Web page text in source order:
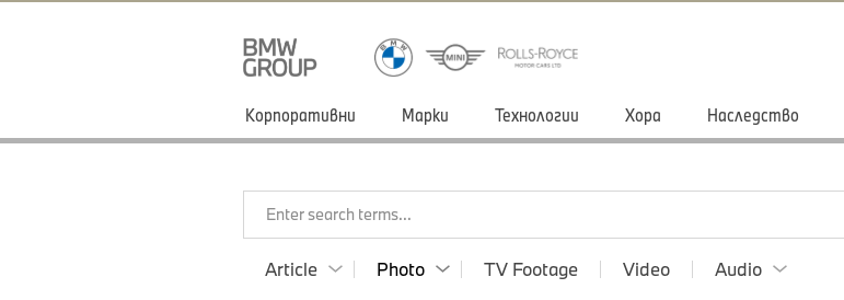
Корпоративни Марки Технологии Хора Наследство
Enter search terms...
Article Photo TV Footage Video Audio